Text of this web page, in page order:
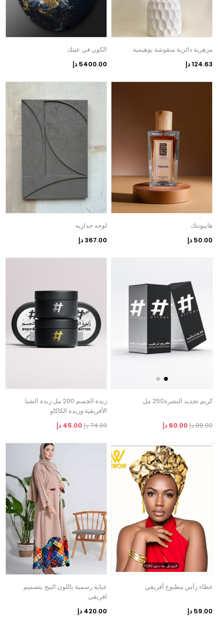
مزهرية دائرية منقوشة بوهيمية
124.63 دإ
الكون في عينك
5400.00 دإ
هايبونتك
50.00 دإ
لوحه جداريه
367.00 دإ
كريم تجديد البشرة250 مل
89.00 دإ 60.00 دإ
زبدة الجسم 200 مل زبدة الشيا
الأفريقية وزبدة الكاكاو
74.00 دإ
45.00 دإ
غطاء رأس مطبوع أفريقي
59.00 دإ
عباية رسمية باللون البيج بتصميم
افريقي
420.00 دإ